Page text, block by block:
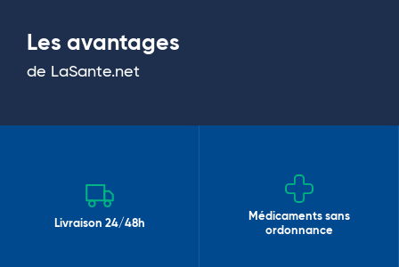
Les avantages
de LaSante.net
Livraison 24/48h
Médicaments sans
ordonnance